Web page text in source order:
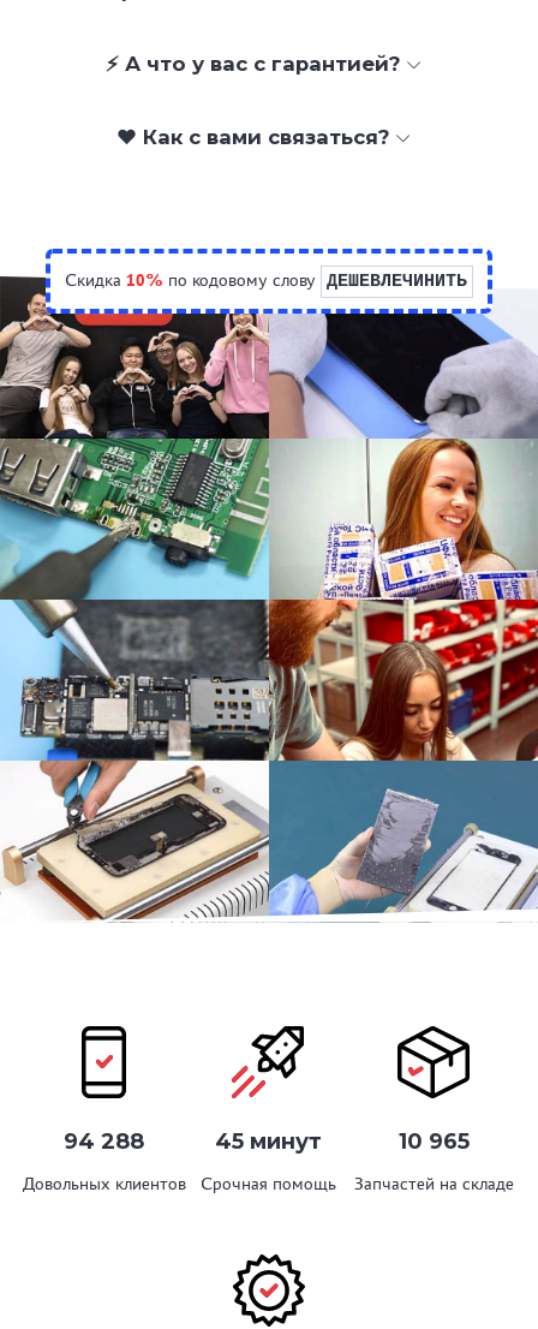
⚡ А что у вас с гарантией?
❤️ Как с вами связаться?
Скидка 10% по кодовому слову ДЕШЕВЛЕЧИНИТЬ
94 288
Довольных клиентов
45 минут
Срочная помощь
10 965
Запчастей на складе